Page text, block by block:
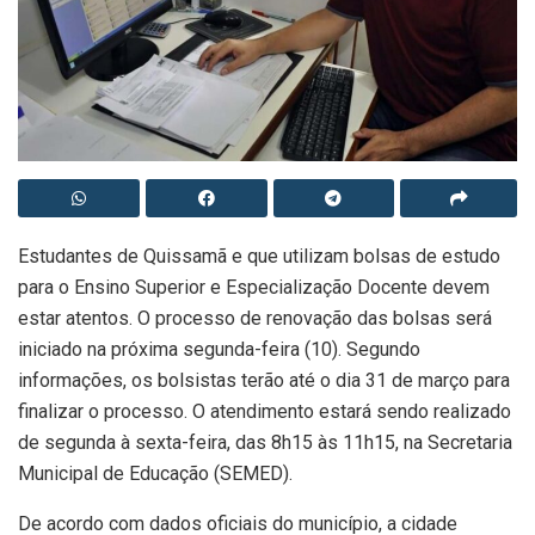
Estudantes de Quissamã e que utilizam bolsas de estudo
para o Ensino Superior e Especialização Docente devem
estar atentos. O processo de renovação das bolsas será
iniciado na próxima segunda-feira (10). Segundo
informações, os bolsistas terão até o dia 31 de março para
finalizar o processo. O atendimento estará sendo realizado
de segunda à sexta-feira, das 8h15 às 11h15, na Secretaria
Municipal de Educação (SEMED).
De acordo com dados oficiais do município, a cidade